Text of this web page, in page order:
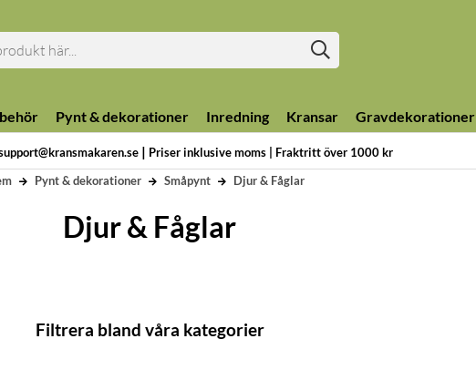
| Priser inklusive moms | Fraktritt över 1000 kr
Pynt & dekorationer Inredning Kransar Gravdekorationer
Pynt & dekorationer Småpynt Djur & Fåglar
Djur & Fåglar
Filtrera bland våra kategorier